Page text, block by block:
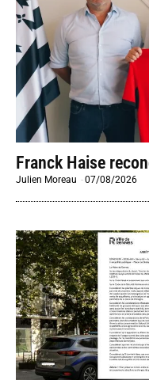
Franck Haise
Julien Moreau -07/08/2026